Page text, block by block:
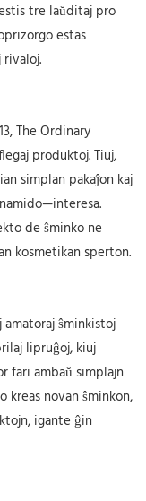
tre laŭditaj pro
estas
The Ordinary
produktoj. Tiuj,
simplan pakaĵon kaj
de ŝminko ne
kosmetikan sperton.
amatoraj ŝminkistoj
lipruĝoj, kiuj
fari ambaŭ simplajn
kreas novan ŝminkon,
igante ĝin